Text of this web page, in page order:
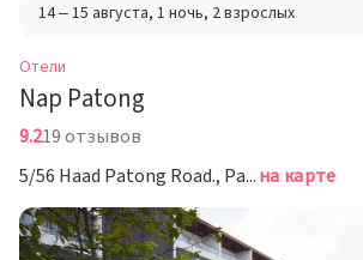
14 – 15 августа, 1 ночь, 2 взрослых
Отели
Nap Patong
9.219 отзывов
5/56 Haad Patong Road., Patong Beach, Kathu, Пхукетна карте